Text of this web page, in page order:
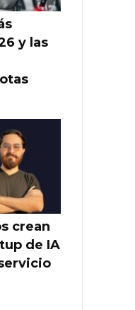
y las
crean
de IA